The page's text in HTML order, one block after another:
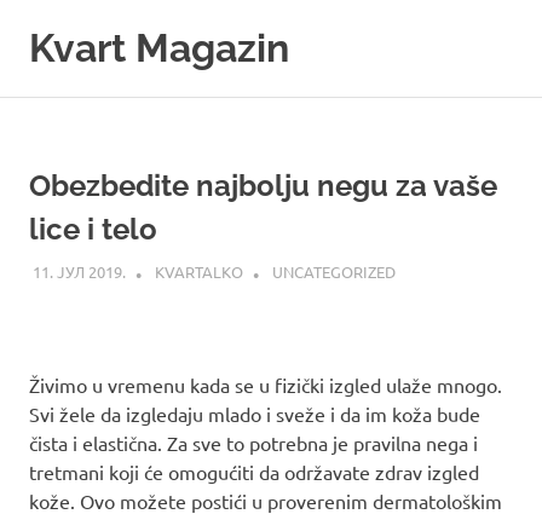
Kvart Magazin
Obezbedite najbolju negu za vaše
lice i telo
11. ЈУЛ 2019. KVARTALKO UNCATEGORIZED
Živimo u vremenu kada se u fizički izgled ulaže mnogo.
Svi žele da izgledaju mlado i sveže i da im koža bude
čista i elastična. Za sve to potrebna je pravilna nega i
tretmani koji će omogućiti da održavate zdrav izgled
kože. Ovo možete postići u proverenim dermatološkim